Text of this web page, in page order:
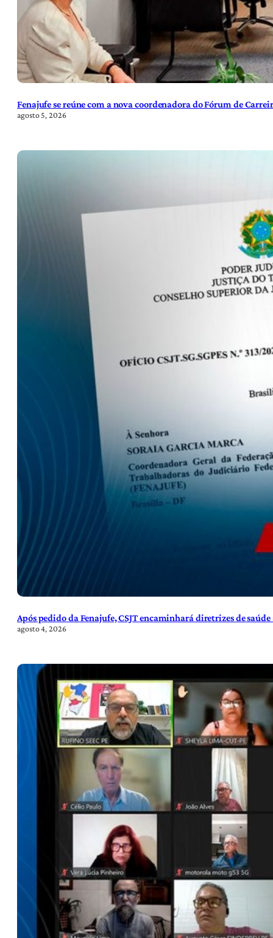
Fenajufe se reúne com a nova coordenadora do Fórum de
agosto 5, 2026
Após pedido da Fenajufe, CSJT encaminhará diretrizes de
agosto 4, 2026